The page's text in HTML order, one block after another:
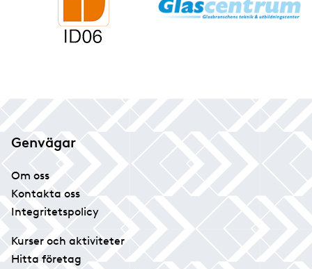
Genvägar
Om oss
Kontakta oss
Integritetspolicy
Kurser och aktiviteter
Hitta företag